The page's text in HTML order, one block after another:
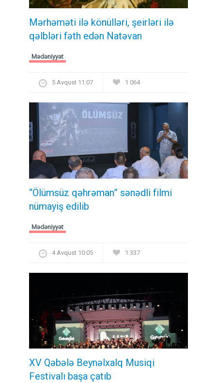
Mərhəməti ilə könülləri, şeirləri ilə
qəlbləri fəth edən Natəvan
Mədəniyyət
5 Avqust 11:07 1 064
“Ölümsüz qəhrəman” sənədli filmi
nümayiş edilib
Mədəniyyət
4 Avqust 10:05 1 337
XV Qəbələ Beynəlxalq Musiqi
Festivalı başa çatıb